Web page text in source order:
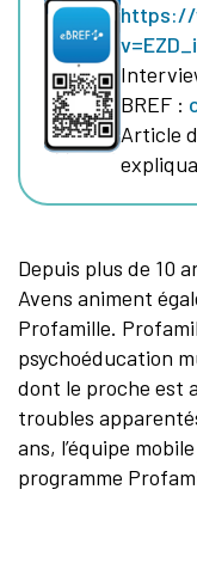
https://
BREF :
Article
Depuis plus de 10
Avens animent
Profamille.
psychoéducation
dont le proche est
troubles
ans, l’équipe
programme